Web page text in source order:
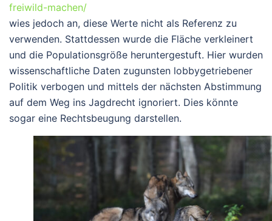
freiwild-machen/
wies jedoch an, diese Werte nicht als Referenz zu
verwenden. Stattdessen wurde die Fläche verkleinert
und die Populationsgröße heruntergestuft. Hier wurden
wissenschaftliche Daten zugunsten lobbygetriebener
Politik verbogen und mittels der nächsten Abstimmung
auf dem Weg ins Jagdrecht ignoriert. Dies könnte
sogar eine Rechtsbeugung darstellen.